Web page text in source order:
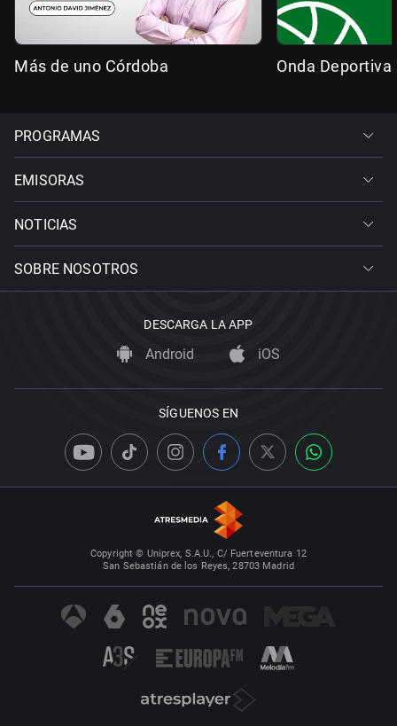
Más de uno Córdoba Onda Deportiva
PROGRAMAS
EMISORAS
NOTICIAS
SOBRE NOSOTROS
DESCARGA LA APP
Android iOS
SÍGUENOS EN
Copyright © Uniprex, S.A.U., C/ Fuerteventura 12
San Sebastián de los Reyes, 28703 Madrid